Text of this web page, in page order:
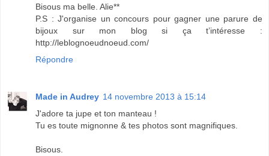
Bisous ma belle. Alie**
P.S : J'organise un concours pour gagner une parure de
bijoux sur mon blog si ça t’intéresse :
http://leblognoeudnoeud.com/
Répondre
Made in Audrey 14 novembre 2013 à 15:14
J'adore ta jupe et ton manteau !
Tu es toute mignonne & tes photos sont magnifiques.
Bisous.